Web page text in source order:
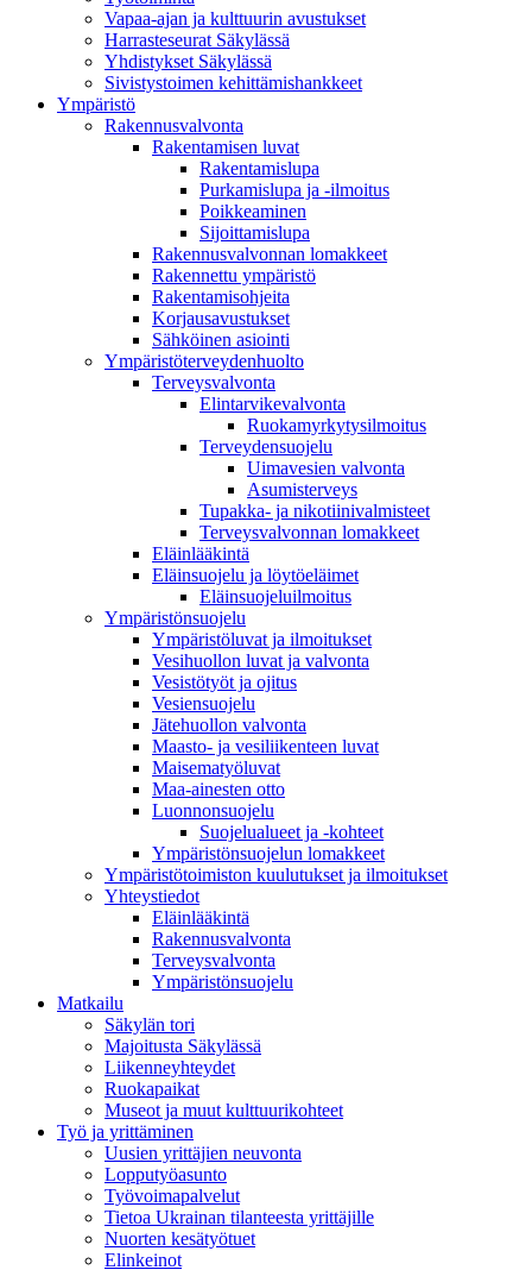
Vapaa-ajan ja kulttuurin avustukset
Harrasteseurat Säkylässä
Yhdistykset Säkylässä
Sivistystoimen kehittämishankkeet
Ympä­ristö
Rakennusvalvonta
Rakentamisen luvat
Rakentamislupa
Purkamislupa ja -ilmoitus
Poikkeaminen
Sijoittamislupa
Rakennusvalvonnan lomakkeet
Rakennettu ympäristö
Rakentamisohjeita
Korjausavustukset
Sähköinen asiointi
Ympäristöterveydenhuolto
Terveysvalvonta
Elintarvikevalvonta
Ruokamyrkytysilmoitus
Terveydensuojelu
Uimavesien valvonta
Asumisterveys
Tupakka- ja nikotiinivalmisteet
Terveysvalvonnan lomakkeet
Eläinlääkintä
Eläinsuojelu ja löytöeläimet
Eläinsuojeluilmoitus
Ympäristönsuojelu
Ympäristöluvat ja ilmoitukset
Vesihuollon luvat ja valvonta
Vesistötyöt ja ojitus
Vesiensuojelu
Jätehuollon valvonta
Maasto- ja vesiliikenteen luvat
Maisematyöluvat
Maa-ainesten otto
Luonnonsuojelu
Suojelualueet ja -kohteet
Ympäristönsuojelun lomakkeet
Ympäristötoimiston kuulutukset ja ilmoitukset
Yhteystiedot
Eläinlääkintä
Rakennusvalvonta
Terveysvalvonta
Ympäristönsuojelu
Mat­kailu
Säkylän tori
Majoitusta Säkylässä
Liikenneyhteydet
Ruokapaikat
Museot ja muut kulttuurikohteet
Työ ja yrittä­minen
Uusien yrittäjien neuvonta
Lopputyöasunto
Työvoimapalvelut
Tietoa Ukrainan tilanteesta yrittäjille
Nuorten kesätyötuet
Elinkeinot